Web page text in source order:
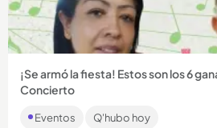
Compartir
¡Se armó la fiesta! Estos son los 6
Concierto
¡Pilas pues! Tras una búsqueda
cuponeras, ya tenemos a los 6
Eventos Q'hubo hoy